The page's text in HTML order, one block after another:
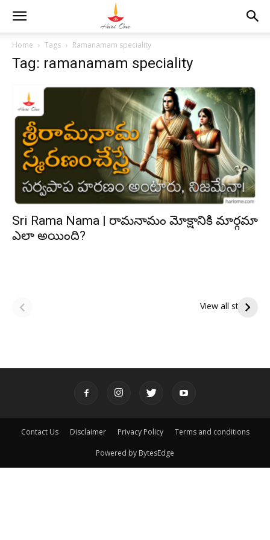
Home Tags Ramanamam speciality
Tag: ramanamam speciality
Sri Rama Nama | రామనామం మోక్షానికి మార్గమా
ఎలా అయింది?
View all stories
పితృదేవతల ఆశీర్వాదం
ఇంద్రకీలాద్రి గిరి ప్రదక్షిణ
Contact Us Disclaimer Privacy Policy Terms and conditions
Powered by BytesEdge